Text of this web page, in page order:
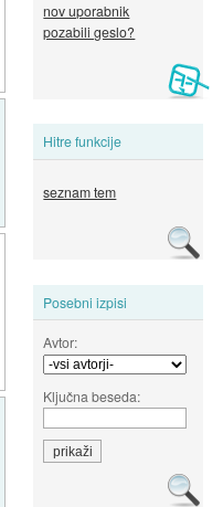
nov uporabnik
pozabili geslo?
Hitre funkcije
seznam tem
Posebni izpisi
Avtor:
Ključna beseda: